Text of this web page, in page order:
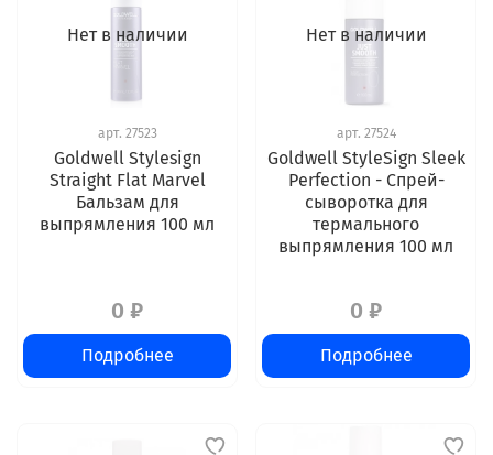
Нет в наличии
арт. 27523
Goldwell Stylesign
Straight Flat Marvel
Бальзам для
выпрямления 100 мл
0 ₽
Подробнее
Нет в наличии
арт. 27524
Goldwell StyleSign Sleek
Perfection - Спрей-
сыворотка для
термального
выпрямления 100 мл
0 ₽
Подробнее